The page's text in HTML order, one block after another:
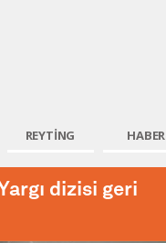
REYTİNG HABER
dizisi geri